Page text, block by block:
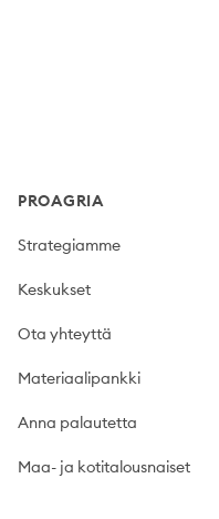
PROAGRIA
Strategiamme
Keskukset
Ota yhteyttä
Materiaalipankki
Anna palautetta
Maa- ja kotitalousnaiset